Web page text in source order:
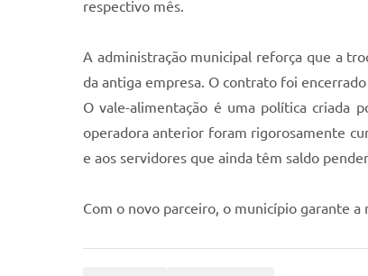
respectivo mês.
A administração municipal reforça que a
da antiga empresa. O contrato foi
O vale-alimentação é uma política criada
operadora anterior foram rigorosamente
e aos servidores que ainda têm saldo
Com o novo parceiro, o município garante